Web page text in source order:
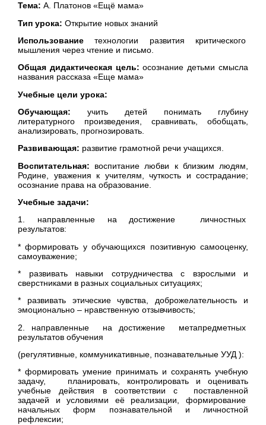
Тема: А. Платонов «Ещё мама»
Тип урока: Открытие новых знаний
Использованиетехнологии развития критического
мышления через чтение и письмо.
Общая дидактическая цель:осознание детьми смысла
названия рассказа «Еще мама»
Учебные цели урока:
Обучающая: учить детей понимать глубину
литературного произведения, сравнивать, обобщать,
анализировать, прогнозировать.
Развивающая: развитие грамотной речи учащихся.
Воспитательная: воспитание любви к близким людям,
Родине, уважения к учителям, чуткость и сострадание;
осознание права на образование.
Учебные задачи:
1. направленные на достижение личностных
результатов:
* формировать у обучающихся позитивную самооценку,
самоуважение;
* развивать навыки сотрудничества с взрослыми и
сверстниками в разных социальных ситуациях;
* развивать этические чувства, доброжелательность и
эмоционально – нравственную отзывчивость;
2. направленные на достижение метапредметных
результатов обучения
(регулятивные, коммуникативные, познавательные УУД ):
* формировать умение принимать и сохранять учебную
задачу, планировать, контролировать и оценивать
учебные действия в соответствии с поставленной
задачей и условиями её реализации, формирование
начальных форм познавательной и личностной
рефлексии;